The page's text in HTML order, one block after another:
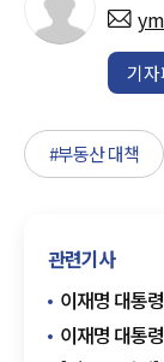
기
#부동산 대책
관련기사
이재명 대통
점검
이재명 대통